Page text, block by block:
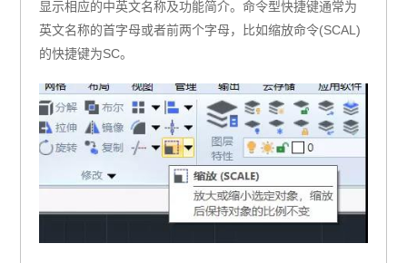
显示相应的中英文名称及功能简介。命令型快捷键通常为
英文名称的首字母或者前两个字母，比如缩放命令(SCAL)
的快捷键为SC。